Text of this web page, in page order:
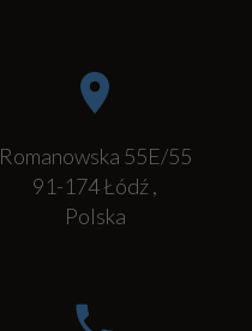
Romanowska 55E/55
91-174Łódź,
Polska